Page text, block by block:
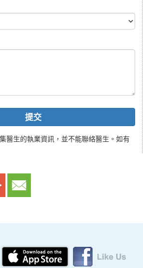
提交
醫生的執業資訊，並不能聯絡醫生。如有